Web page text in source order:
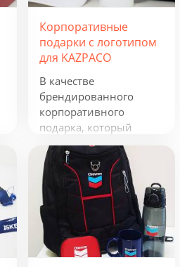
Корпоративные
подарки с логотипом
для KAZPACO
В качестве
брендированного
корпоративного
подарка, который
можно использовать в
течение всего года, мы
предложили набор из
рюкзака, фонарика,
термокружки и
беспроводного
зарядного устройства.
Эти сувениры с